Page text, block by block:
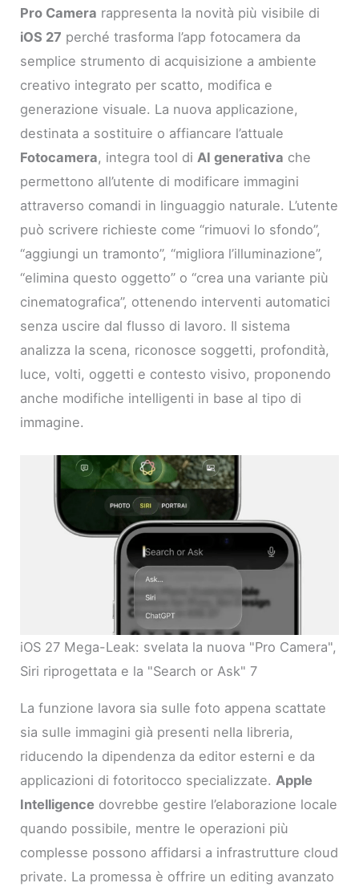
Pro Camera rappresenta la novità più visibile di
iOS 27 perché trasforma l’app fotocamera da
semplice strumento di acquisizione a ambiente
creativo integrato per scatto, modifica e
generazione visuale. La nuova applicazione,
destinata a sostituire o affiancare l’attuale
Fotocamera, integra tool di AI generativa che
permettono all’utente di modificare immagini
attraverso comandi in linguaggio naturale. L’utente
può scrivere richieste come “rimuovi lo sfondo”,
“aggiungi un tramonto”, “migliora l’illuminazione”,
“elimina questo oggetto” o “crea una variante più
cinematografica”, ottenendo interventi automatici
senza uscire dal flusso di lavoro. Il sistema
analizza la scena, riconosce soggetti, profondità,
luce, volti, oggetti e contesto visivo, proponendo
anche modifiche intelligenti in base al tipo di
immagine.
iOS 27 Mega-Leak: svelata la nuova "Pro Camera",
Siri riprogettata e la "Search or Ask" 7
La funzione lavora sia sulle foto appena scattate
sia sulle immagini già presenti nella libreria,
riducendo la dipendenza da editor esterni e da
applicazioni di fotoritocco specializzate.Apple
Intelligence dovrebbe gestire l’elaborazione locale
quando possibile, mentre le operazioni più
complesse possono affidarsi a infrastrutture cloud
private. La promessa è offrire un editing avanzato